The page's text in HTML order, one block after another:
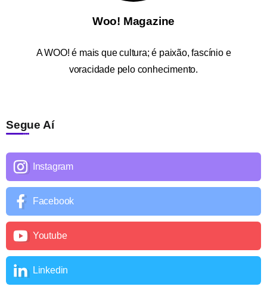
Woo! Magazine
AWOO! é mais que cultura; é paixão, fascínio e
voracidade pelo conhecimento.
Segue Aí
Instagram
Facebook
Youtube
Linkedin